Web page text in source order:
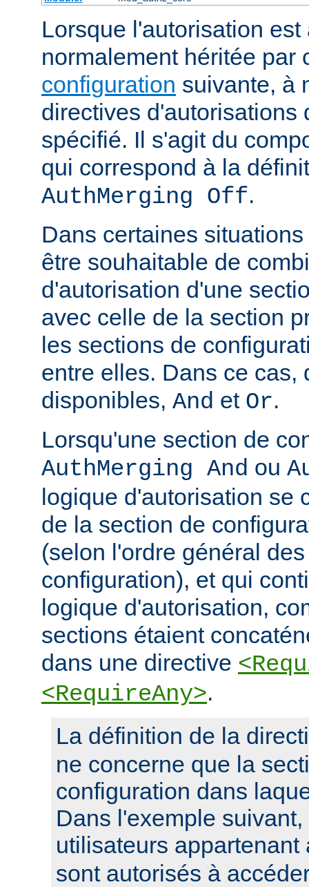
Lorsque l'autorisation
normalement héritée par
configuration suivante, à
directives d'autorisations
spécifié. Il s'agit du
qui correspond à la
AuthMerging Off.
Dans certaines
être souhaitable de
d'autorisation d'une
avec celle de la section
les sections de
entre elles. Dans ce cas,
disponibles, And et Or.
Lorsqu'une section de
AuthMerging And ou
logique d'autorisation se
de la section de
(selon l'ordre général
configuration), et qui
logique d'autorisation,
sections étaient
dans une directive
<RequireAny>.
La définition de la
ne concerne que la
configuration dans
Dans l'exemple
utilisateurs
sont autorisés à